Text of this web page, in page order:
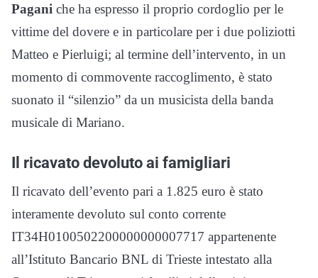
Pagani che ha espresso il proprio cordoglio per le
vittime del dovere e in particolare per i due poliziotti
Matteo e Pierluigi; al termine dell’intervento, in un
momento di commovente raccoglimento, è stato
suonato il “silenzio” da un musicista della banda
musicale di Mariano.
Il ricavato devoluto ai famigliari
Il ricavato dell’evento pari a 1.825 euro è stato
interamente devoluto sul conto corrente
IT34H0100502200000000007717 appartenente
all’Istituto Bancario BNL di Trieste intestato alla